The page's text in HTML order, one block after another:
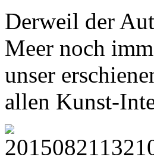
Derweil der
Meer noch
unser
allen Kunst-